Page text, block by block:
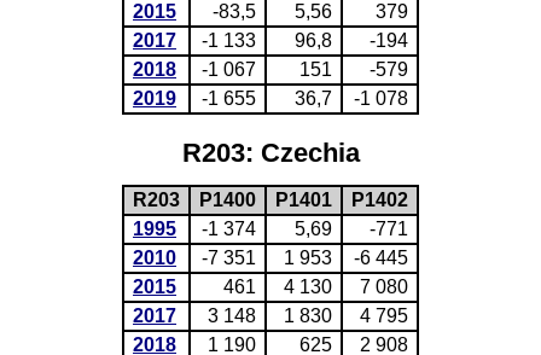
2015
-83,5 5,56
379
2017
-1 133 96,8
-194
2018
-1 067 151
-579
2019
-1 655 36,7 -1 078
R203: Czechia
R203 P1400 P1401
P1402
1995
-1 374 5,69
-771
2010
-7 351 1 953
-6 445
2015
461 4 130
7 080
2017
3 148 1 830
4 795
2018
1 190 625 2 908